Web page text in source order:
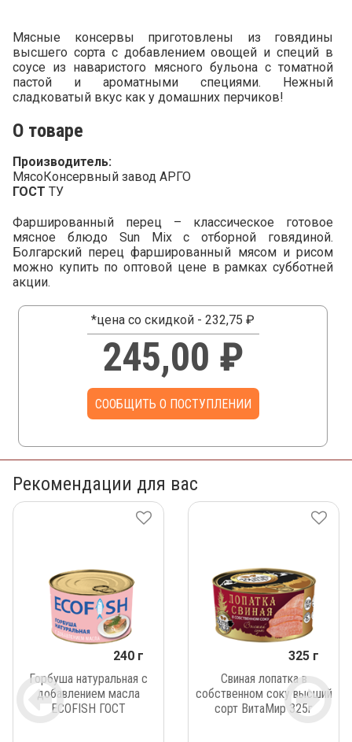
Мясные консервы приготовлены из говядины
высшего сорта с добавлением овощей и специй в
соусе из наваристого мясного бульона с томатной
пастой и ароматными специями. Нежный
сладковатый вкус как у домашних перчиков!
О товаре
Производитель:
МясоКонсервный завод АРГО
ГОСТ ТУ
Фаршированный перец – классическое готовое
мясное блюдо Sun Mix с отборной говядиной.
Болгарский перец фаршированный мясом и рисом
можно купить по оптовой цене в рамках субботней
акции.
*цена со скидкой - 232,75 ₽
245,00 ₽
СООБЩИТЬ О ПОСТУПЛЕНИИ
Рекомендации для вас
240 г
Горбуша натуральная с
добавлением масла
ECOFISH ГОСТ
325 г
Свиная лопатка в
собственном соку высший
сорт ВитаМир 325г